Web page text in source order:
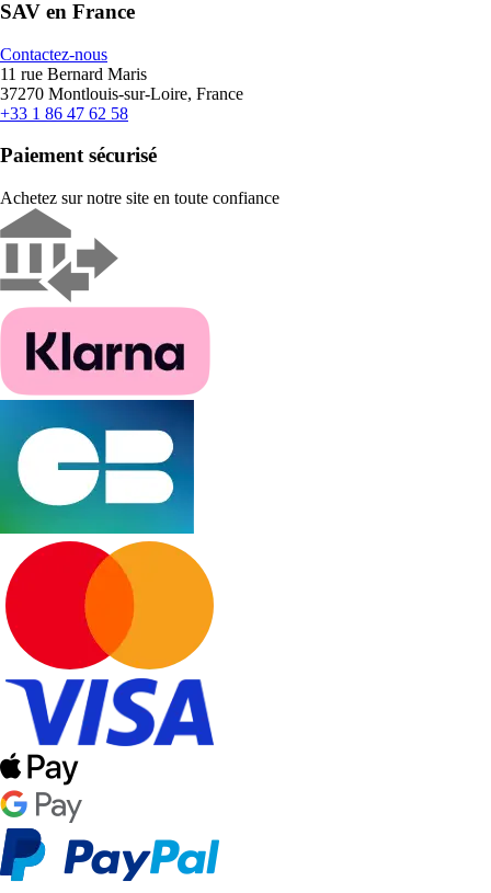
SAV en France
Contactez-nous
11 rue Bernard Maris
37270 Montlouis-sur-Loire, France
+33 1 86 47 62 58
Paiement sécurisé
Achetez sur notre site en toute confiance